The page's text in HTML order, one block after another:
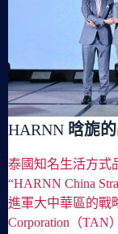
HARNN 晗旎
泰國知名生活方式
“HARNN China
進軍大中華區的戰
Corporation（TAN